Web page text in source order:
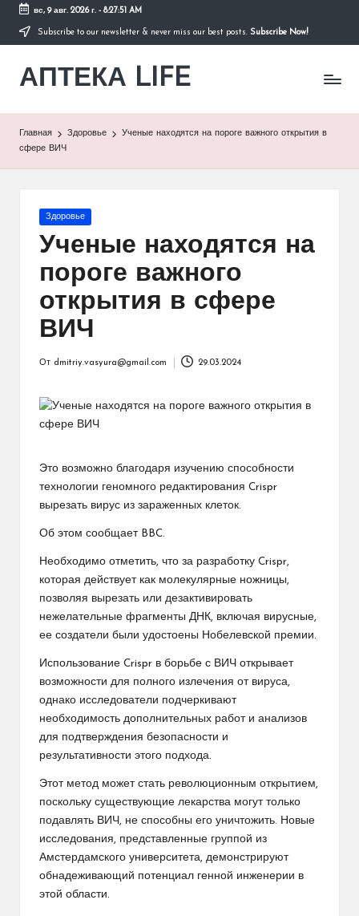
Перейти
содержимому
вс, 9 авг. 2026 г.- 8:27:51 AM
Subscribe to our newsletter & never miss our best posts. Subscribe Now!
АПТЕКА LIFE
сайт
здоровом
Главная Здоровье
Ученые находятся на пороге важного открытия в
сфере ВИЧ
Опубликовано
Здоровье
Ученые находятся на
пороге важного
открытия в сфере
ВИЧ
От dmitriy.vasyura@gmail.com 29.03.2024
Это возможно благодаря изучению способности
технологии геномного редактирования Crispr
вырезать вирус из зараженных клеток.
Об этом сообщает BBC.
Необходимо отметить, что за разработку Crispr,
которая действует как молекулярные ножницы,
позволяя вырезать или дезактивировать
нежелательные фрагменты ДНК, включая вирусные,
ее создатели были удостоены Нобелевской премии.
Использование Crispr в борьбе с ВИЧ открывает
возможности для полного излечения от вируса,
однако исследователи подчеркивают
необходимость дополнительных работ и анализов
для подтверждения безопасности и
результативности этого подхода.
Этот метод может стать революционным открытием,
поскольку существующие лекарства могут только
подавлять ВИЧ, не способны его уничтожить. Новые
исследования, представленные группой из
Амстердамского университета, демонстрируют
обнадеживающий потенциал генной инженерии в
этой области.